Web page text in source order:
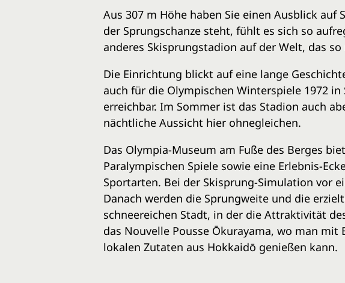
Aus 307 m Höhe haben Sie einen Ausblick
der Sprungschanze steht, fühlt es sich so
anderes Skisprungstadion auf der Welt, das
Die Einrichtung blickt auf eine lange
auch für die Olympischen Winterspiele 1972
erreichbar. Im Sommer ist das Stadion auch
nächtliche Aussicht hier ohnegleichen.
Das Olympia-Museum am Fuße des Berges
Paralympischen Spiele sowie eine Erlebnis-
Sportarten. Bei der Skisprung-Simulation vor
Danach werden die Sprungweite und die
schneereichen Stadt, in der die Attraktivität
das Nouvelle Pousse Ōkurayama, wo man
lokalen Zutaten aus Hokkaidō genießen kann.